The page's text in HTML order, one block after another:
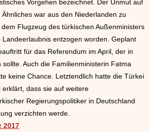
Vorgehen bezeichnet. Der Unmut auf
war aus den Niederlanden zu
Flugzeug des türkischen Außenministers
Landeerlaubnis entzogen worden. Geplant
für das Referendum im April, der in
sollte. Auch die Familienministerin Fatma
keine Chance. Letztendlich hatte die Türkei
dass sie auf weitere
Regierungspolitiker in Deutschland
verzichten werde.
2017